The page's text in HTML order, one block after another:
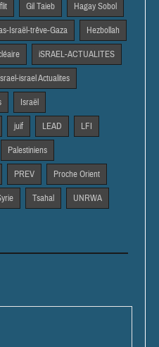
Gil Taieb Hagay Sobol
Israël-trêve-Gaza Hezbollah
iSRAEL-ACTUALITES
israel Actualites
Israël
juif LEAD LFI
Palestiniens
PREV Proche Orient
Tsahal UNRWA